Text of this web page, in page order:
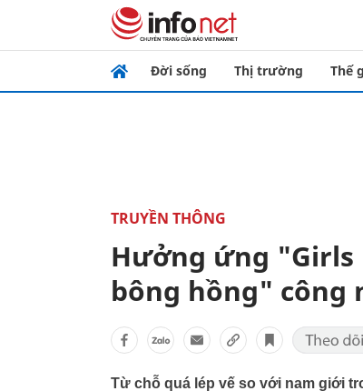
Đời sống Thị trường Thế
TRUYỀN THÔNG
Hưởng ứng "Girls
bông hồng" công
Từ chỗ quá lép vế so với nam giới